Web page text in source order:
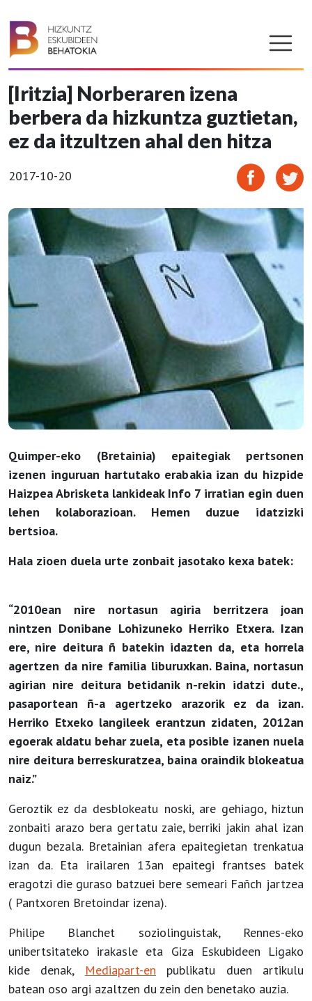
[Iritzia] Norberaren izena
berbera da hizkuntza guztietan,
ez da itzultzen ahal den hitza
2017-10-20
Quimper-eko (Bretainia) epaitegiak pertsonen
izenen inguruan hartutako erabakia izan du hizpide
Haizpea Abrisketa lankideak Info 7 irratian egin duen
lehen kolaborazioan. Hemen duzue idatzizki
bertsioa.
Hala zioen duela urte zonbait jasotako kexa batek:
“2010ean nire nortasun agiria berritzera joan
nintzen Donibane Lohizuneko Herriko Etxera. Izan
ere, nire deitura ñ batekin idazten da, eta horrela
agertzen da nire familia liburuxkan. Baina, nortasun
agirian nire deitura betidanik n-rekin idatzi dute.,
pasaportean ñ-a agertzeko arazorik ez da izan.
Herriko Etxeko langileek erantzun zidaten, 2012an
egoerak aldatu behar zuela, eta posible izanen nuela
nire deitura berreskuratzea, baina oraindik blokeatua
naiz.”
Geroztik ez da desblokeatu noski, are gehiago, hiztun
zonbaiti arazo bera gertatu zaie, berriki jakin ahal izan
dugun bezala. Bretainian afera epaitegietan trenkatua
izan da. Eta irailaren 13an epaitegi frantses batek
eragotzi die guraso batzuei bere semeari Fañch jartzea
( Pantxoren Bretoindar izena).
Philipe Blanchet soziolinguistak, Rennes-eko
unibertsitateko irakasle eta Giza Eskubideen Ligako
kide denak, Mediapart-en publikatu duen artikulu
batean oso argi azaltzen du zein den benetako auzia.